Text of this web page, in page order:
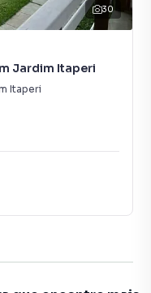
30
Jardim Itaperi
Itaperi